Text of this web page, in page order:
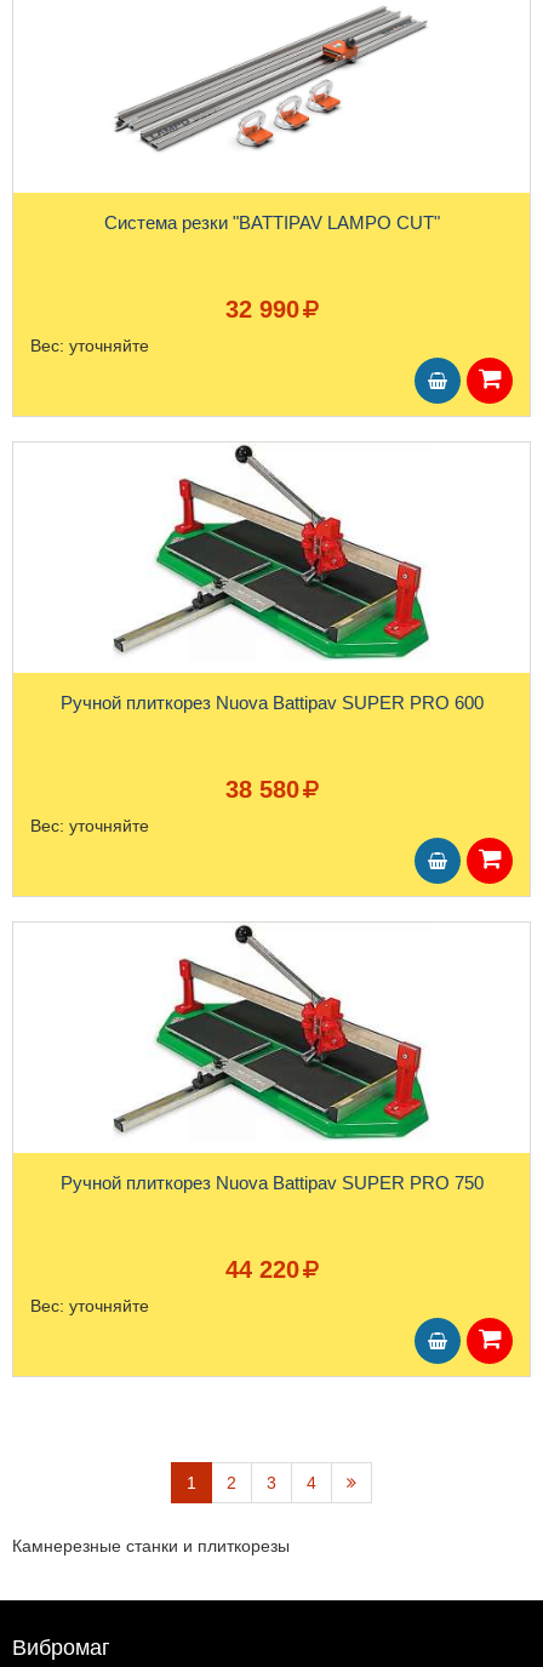
Система резки "BATTIPAV LAMPO CUT"
32 990
Вес: уточняйте
Ручной плиткорез Nuova Battipav SUPER PRO 600
38 580
Вес: уточняйте
Ручной плиткорез Nuova Battipav SUPER PRO 750
44 220
Вес: уточняйте
1 2 3 4
Камнерезные станки и плиткорезы
Вибромаг